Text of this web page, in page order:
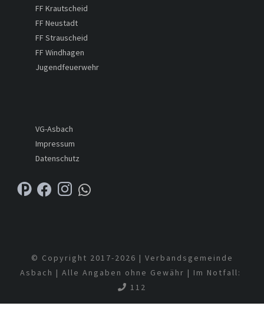
FF Krautscheid
FF Neustadt
FF Strauscheid
FF Windhagen
Jugendfeuerwehr
VG-Asbach
Impressum
Datenschutz
© Copyright 2017-2026 | Verbandsgemeinde
Asbach | Alle Angaben ohne Gewähr | Im Notfall:
112